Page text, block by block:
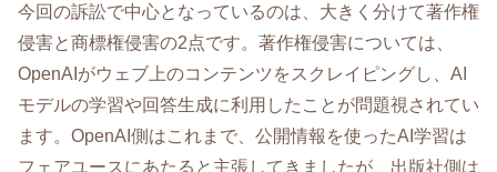
今回の訴訟で中心となっているのは、大きく分けて著作権
侵害と商標権侵害の2点です。著作権侵害については、
OpenAIがウェブ上のコンテンツをスクレイピングし、AI
モデルの学習や回答生成に利用したことが問題視されてい
ます。OpenAI側はこれまで、公開情報を使ったAI学習は
フェアユースにあたると主張してきましたが、出版社側は